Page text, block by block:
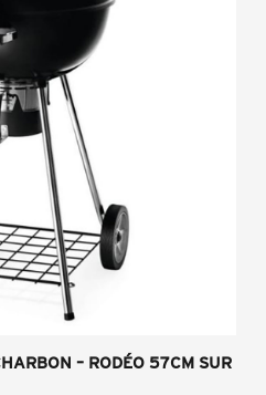
– RODÉO 57CM SUR